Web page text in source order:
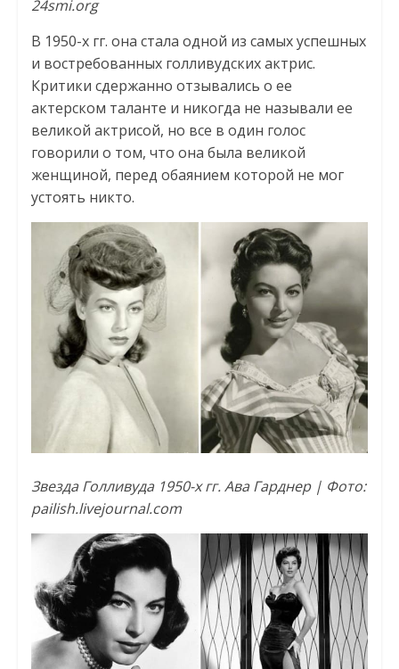
24smi.org
В 1950-х гг. она стала одной из самых успешных
и востребованных голливудских актрис.
Критики сдержанно отзывались о ее
актерском таланте и никогда не называли ее
великой актрисой, но все в один голос
говорили о том, что она была великой
женщиной, перед обаянием которой не мог
устоять никто.
Звезда Голливуда 1950-х гг. Ава Гарднер | Фото:
pailish.livejournal.com